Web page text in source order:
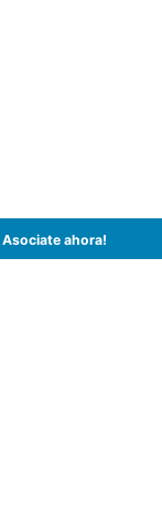
Asociate ahora!